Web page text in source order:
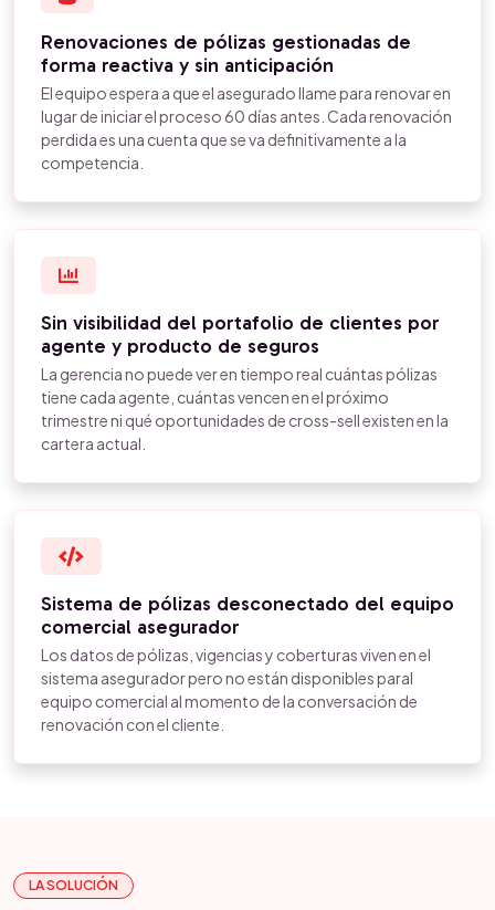
Renovaciones de pólizas gestionadas de
forma reactiva y sin anticipación
El equipo espera a que el asegurado llame para renovar en
lugar de iniciar el proceso 60 días antes. Cada renovación
perdida es una cuenta que se va definitivamente a la
competencia.
Sin visibilidad del portafolio de clientes por
agente y producto de seguros
La gerencia no puede ver en tiempo real cuántas pólizas
tiene cada agente, cuántas vencen en el próximo
trimestre ni qué oportunidades de cross-sell existen en la
cartera actual.
Sistema de pólizas desconectado del equipo
comercial asegurador
Los datos de pólizas, vigencias y coberturas viven en el
sistema asegurador pero no están disponibles paral
equipo comercial al momento de la conversación de
renovación con el cliente.
LA SOLUCIÓN